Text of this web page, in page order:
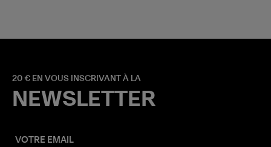
20 € EN VOUS INSCRIVANT À LA
NEWSLETTER